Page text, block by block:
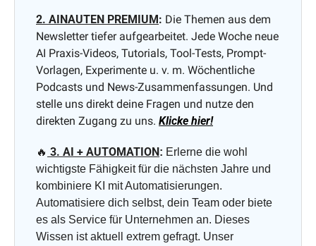
2. AINAUTEN PREMIUM: Die Themen aus dem
Newsletter tiefer aufgearbeitet. Jede Woche neue
AI Praxis-Videos, Tutorials, Tool-Tests, Prompt-
Vorlagen, Experimente u. v. m. Wöchentliche
Podcasts und News-Zusammenfassungen. Und
stelle uns direkt deine Fragen und nutze den
direkten Zugang zu uns. Klicke hier!
🔥 3. AI + AUTOMATION: Erlerne die wohl
wichtigste Fähigkeit für die nächsten Jahre und
kombiniere KI mit Automatisierungen.
Automatisiere dich selbst, dein Team oder biete
es als Service für Unternehmen an. Dieses
Wissen ist aktuell extrem gefragt. Unser